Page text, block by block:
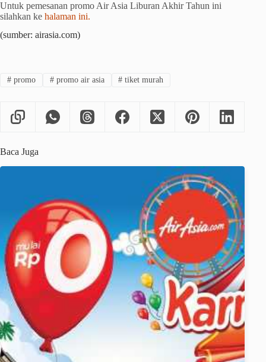
Untuk pemesanan promo Air Asia Liburan Akhir Tahun ini
silahkan ke halaman ini.
(sumber: airasia.com)
#promo #promo air asia # tiket murah
Baca Juga